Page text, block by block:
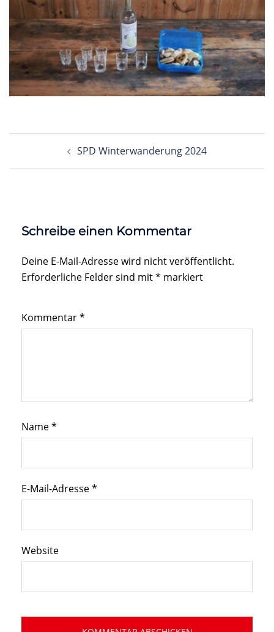
SPD Winterwanderung 2024
Schreibe einen Kommentar
Deine E-Mail-Adresse wird nicht veröffentlicht.
Erforderliche Felder sind mit* markiert
Kommentar*
Name*
E-Mail-Adresse*
Website